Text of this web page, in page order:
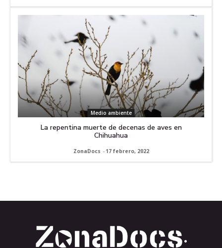
Medio ambiente
La repentina muerte de decenas de aves en
Chihuahua
ZonaDocs - 17 febrero, 2022
.